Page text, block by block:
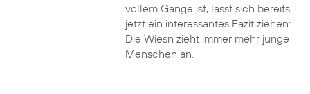
vollem Gange ist, lässt sich bereits
jetzt ein interessantes Fazit ziehen:
Die Wiesn zieht immer mehr junge
Menschen an.